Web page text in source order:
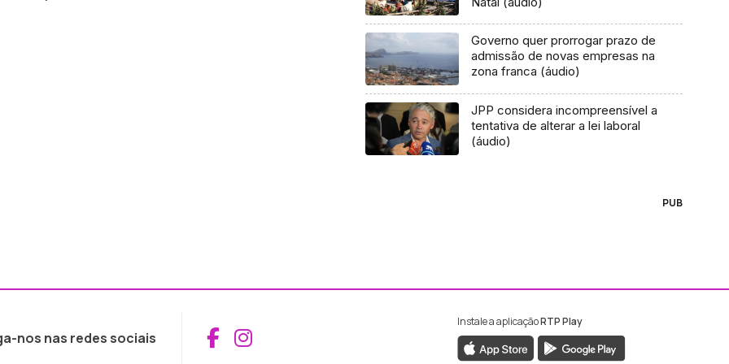
Governo quer prorrogar prazo de
admissão de novas empresas na
zona franca (áudio)
JPP considera incompreensível a
tentativa de alterar a lei laboral
(áudio)
PUB
nos nas redes sociais Aceder ao Facebook da RTP Madeira
Aceder ao Instagram da RTP Madeira
Instale a aplicaçãoRTP Play